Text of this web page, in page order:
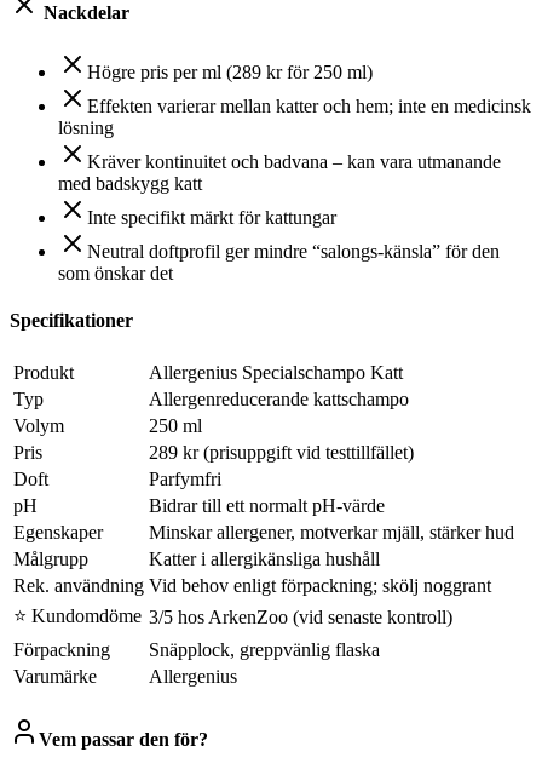
Nackdelar
Högre pris per ml (289 kr för 250 ml)
Effekten varierar mellan katter och hem; inte en medicinsk
lösning
Kräver kontinuitet och badvana – kan vara utmanande
med badskygg katt
Inte specifikt märkt för kattungar
Neutral doftprofil ger mindre “salongs-känsla” för den
som önskar det
Specifikationer
Produkt
Allergenius Specialschampo Katt
Typ
Allergenreducerande kattschampo
Volym
250 ml
Pris
289 kr (prisuppgift vid testtillfället)
Doft
Parfymfri
pH
Bidrar till ett normalt pH-värde
Egenskaper
Minskar allergener, motverkar mjäll, stärker hud
Målgrupp
Katter i allergikänsliga hushåll
Rek. användning Vid behov enligt förpackning; skölj noggrant
⭐ Kundomdöme 3/5 hos ArkenZoo (vid senaste kontroll)
Förpackning
Snäpplock, greppvänlig flaska
Varumärke
Allergenius
Vem passar den för?